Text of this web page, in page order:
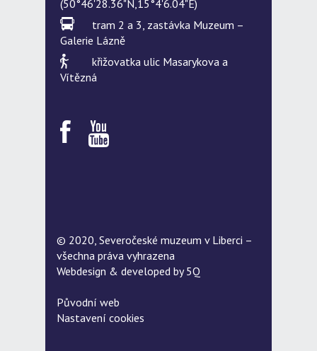
(50°46'28.36"N,15°4'6.04"E)
tram 2 a 3, zastávka Muzeum –
Galerie Lázně
křižovatka ulic Masarykova a
Vítězná
© 2020, Severočeské muzeum v Liberci –
všechna práva vyhrazena
Webdesign & developed by5Q
Původní web
Nastavení cookies